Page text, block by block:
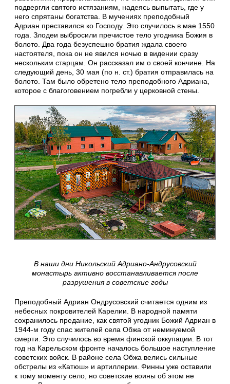
подвергли святого истязаниям, надеясь выпытать, где у
него спрятаны богатства. В мучениях преподобный
Адриан преставился ко Господу. Это случилось в мае 1550
года. Злодеи выбросили пречистое тело угодника Божия в
болото. Два года безуспешно братия ждала своего
настоятеля, пока он не явился ночью в видении сразу
нескольким старцам. Он рассказал им о своей кончине. На
следующий день, 30 мая (по н. ст.) братия отправилась на
болото. Там было обретено тело преподобного Адриана,
которое с благоговением погребли у церковной стены.
В наши дни Никольский Адриано-Андрусовский
монастырь активно восстанавливается после
разрушения в советские годы
Преподобный Адриан Ондрусовский считается одним из
небесных покровителей Карелии. В народной памяти
сохранилось предание, как святой угодник Божий Адриан в
1944-м году спас жителей села Обжа от неминуемой
смерти. Это случилось во время финской оккупации. В тот
год на Карельском фронте началось большое наступление
советских войск. В районе села Обжа велись сильные
обстрелы из «Катюш» и артиллерии. Финны уже оставили
к тому моменту село, но советские воины об этом не